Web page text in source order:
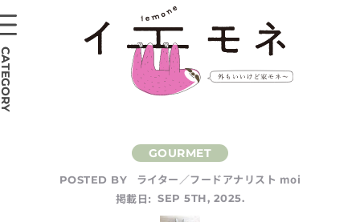
POSTED BY
ライター／フードアナリスト moi
掲載日: SEP 5TH, 2025.